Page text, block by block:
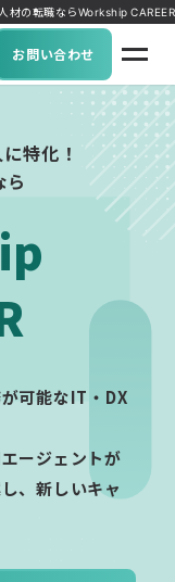
材の転職ならWorkship CAREER
お問い合わせ
特化！
ら
可能なIT・DX
ージェントが
、新しいキャ